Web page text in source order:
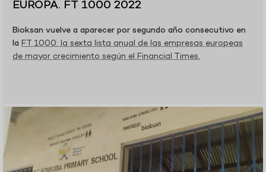
EUROPA. FT 1000 2022
Bioksan vuelve a aparecer por segundo año consecutivo en
la FT 1000: la sexta lista anual de las empresas europeas
de mayor crecimiento según el Financial Times.